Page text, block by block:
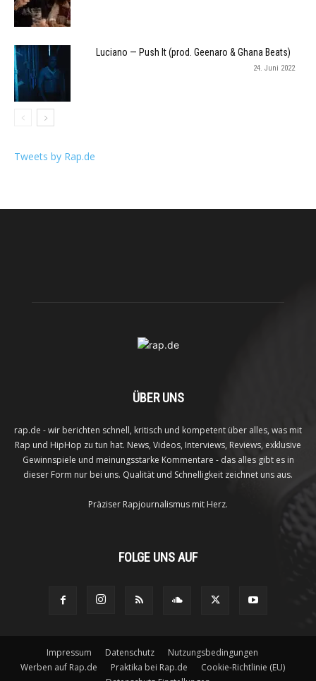
Luciano — Push It (prod. Geenaro & Ghana Beats)
24. Juni 2022
Tweets by Rap.de
ÜBER UNS
rap.de - wir berichten schnell, kritisch und kompetent über alles, was mit
Rap und HipHop zu tun hat. News, Videos, Interviews, Reviews, exklusive
Gewinnspiele und meinungsstarke Kommentare - das alles gibt es in
dieser Form nur bei uns. Qualität und Schnelligkeit zeichnet uns aus.
Präziser Rapjournalismus mit Herz.
FOLGE UNS AUF
Impressum Datenschutz
Nutzungsbedingungen
Werben auf Rap.de
Praktika bei Rap.de
Cookie-Richtlinie (EU)